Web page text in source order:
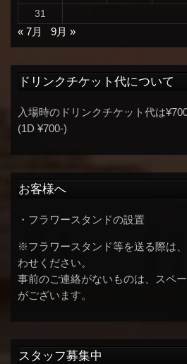
31
« 7月
9月 »
ドリンクチケット代について
入場時のドリンクチケット代は
(1D ¥700-)
お客様へ
・フラワースタンドの設置
※フラワースタンド等を送る際は
わせください。
事前のご連絡がないものは、スペ
がございます。
スタッフ募集中